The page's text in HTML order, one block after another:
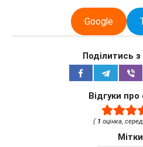
Google
Поділитись
Відгуки про
( 1 оцінка,